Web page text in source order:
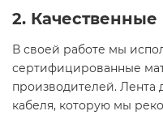
2.
В своей работе мы
сертифицированные
производителей.
кабеля, которую мы